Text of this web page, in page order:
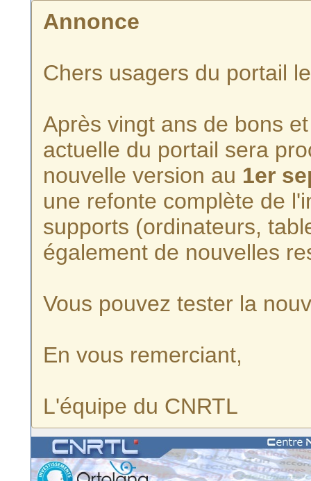
Annonce
Chers usagers du portail
Après vingt ans de bons
actuelle du portail sera
nouvelle version au 1er
une refonte complète de
supports (ordinateurs,
également de nouvelles
Vous pouvez tester la
En vous remerciant,
L'équipe du CNRTL